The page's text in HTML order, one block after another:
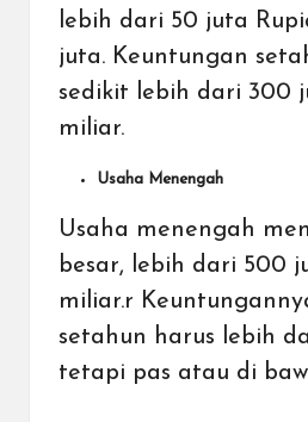
lebih dari 50 juta
juta. Keuntungan
sedikit lebih dari 300
miliar.
Usaha Menengah
Usaha menengah
besar, lebih dari 500
miliar.r
setahun harus lebih
tetapi pas atau di